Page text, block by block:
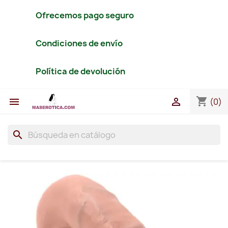
Ofrecemos pago seguro
Condiciones de envío
Política de devolución
 shopping_cart (0)

search